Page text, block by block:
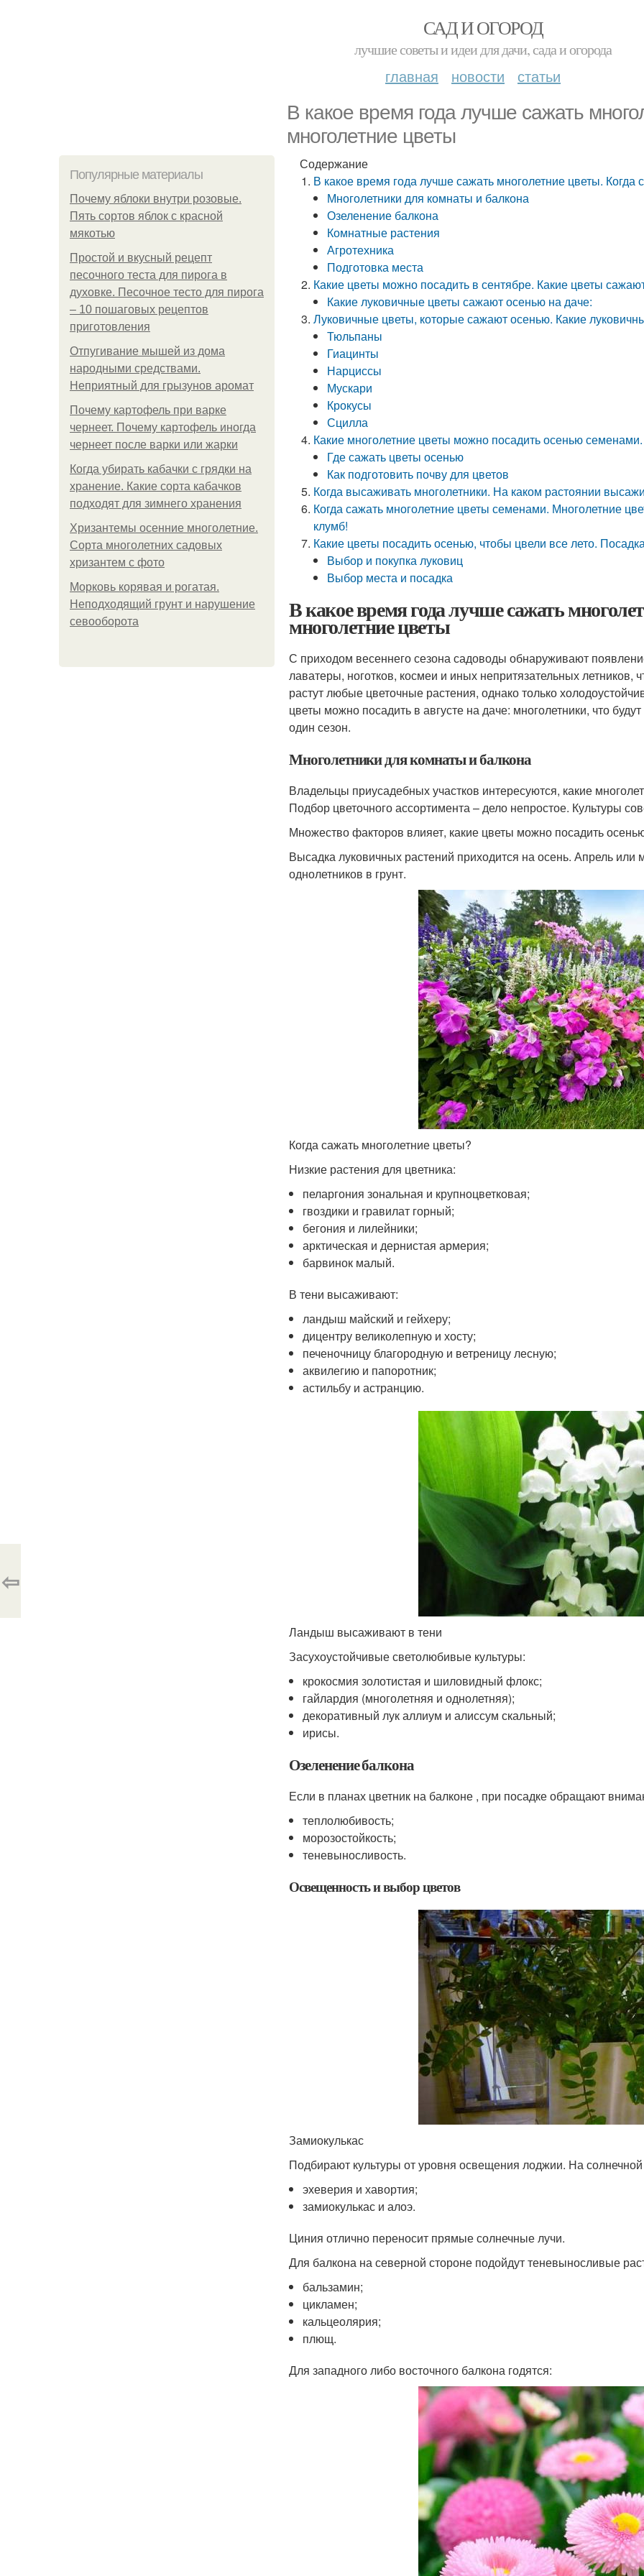
САД И ОГОРОД
лучшие советы и идеи для дачи, сада и огорода
главная новости статьи
В какое время года лучше сажать
многолетние цветы
Популярные материалы
Почему яблоки внутри розовые.
Пять сортов яблок с красной
мякотью
Простой и вкусный рецепт
песочного теста для пирога в
духовке. Песочное тесто для пирога
– 10 пошаговых рецептов
приготовления
Отпугивание мышей из дома
народными средствами.
Неприятный для грызунов аромат
Почему картофель при варке
чернеет. Почему картофель иногда
чернеет после варки или жарки
Когда убирать кабачки с грядки на
хранение. Какие сорта кабачков
подходят для зимнего хранения
Хризантемы осенние многолетние.
Сорта многолетних садовых
хризантем с фото
Морковь корявая и рогатая.
Неподходящий грунт и нарушение
севооборота
Содержание
В какое время года лучше сажать многолетние цветы. Когда
Многолетники для комнаты и балкона
Озеленение балкона
Комнатные растения
Агротехника
Подготовка места
Какие цветы можно посадить в сентябре. Какие цветы
Какие луковичные цветы сажают осенью на даче:
Луковичные цветы, которые сажают осенью. Какие
Тюльпаны
Гиацинты
Нарциссы
Мускари
Крокусы
Сцилла
Какие многолетние цветы можно посадить осенью
Где сажать цветы осенью
Как подготовить почву для цветов
Когда высаживать многолетники. На каком растоянии
Когда сажать многолетние цветы семенами. Многолетние
клумб!
Какие цветы посадить осенью, чтобы цвели все лето.
Выбор и покупка луковиц
Выбор места и посадка
В какое время года лучше сажать
многолетние цветы
С приходом весеннего сезона садоводы обнаруживают
лаватеры, ноготков, космеи и иных непритязательных
растут любые цветочные растения, однако только
цветы можно посадить в августе на даче: многолетники, что
один сезон.
Многолетники для комнаты и балкона
Владельцы приусадебных участков интересуются, какие
Подбор цветочного ассортимента – дело непростое. Культуры
Множество факторов влияет, какие цветы можно посадить
Высадка луковичных растений приходится на осень. Апрель
однолетников в грунт.
Когда сажать многолетние цветы?
Низкие растения для цветника:
пеларгония зональная и крупноцветковая;
гвоздики и гравилат горный;
бегония и лилейники;
арктическая и дернистая армерия;
барвинок малый.
В тени высаживают:
ландыш майский и гейхеру;
дицентру великолепную и хосту;
печеночницу благородную и ветреницу лесную;
аквилегию и папоротник;
астильбу и астранцию.
Ландыш высаживают в тени
Засухоустойчивые светолюбивые культуры:
крокосмия золотистая и шиловидный флокс;
гайлардия (многолетняя и однолетняя);
декоративный лук аллиум и алиссум скальный;
ирисы.
Озеленение балкона
Если в планах цветник на балконе , при посадке обращают
теплолюбивость;
морозостойкость;
теневыносливость.
Освещенность и выбор цветов
Замиокулькас
Подбирают культуры от уровня освещения лоджии. На
эхеверия и хавортия;
замиокулькас и алоэ.
Циния отлично переносит прямые солнечные лучи.
Для балкона на северной стороне подойдут теневыносливые
бальзамин;
цикламен;
кальцеолярия;
плющ.
Для западного либо восточного балкона годятся:
⇦